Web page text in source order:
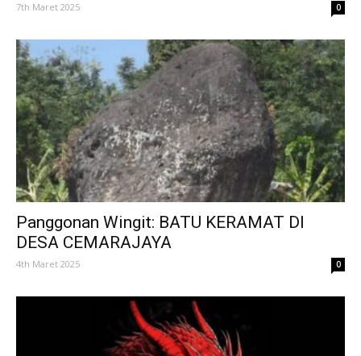
7th Maret 2025 0
Panggonan Wingit: BATU KERAMAT DI
DESA CEMARAJAYA
4th Maret 2025 0